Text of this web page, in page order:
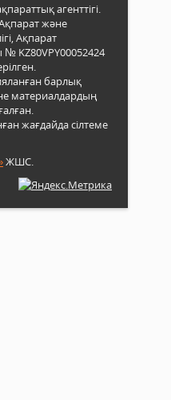
агенттігі.
және
Ақпарат
№ KZ80VPY00052424
барлық
материалдардың
жағдайда сілтеме
ЖШС.